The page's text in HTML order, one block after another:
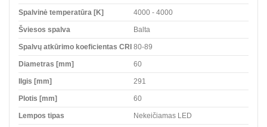
Spalvinė temperatūra [K] 4000 - 4000
Šviesos spalva Balta
Spalvų atkūrimo koeficientas CRI 80-89
Diametras [mm] 60
Ilgis [mm] 291
Plotis [mm] 60
Lempos tipas Nekeičiamas LED